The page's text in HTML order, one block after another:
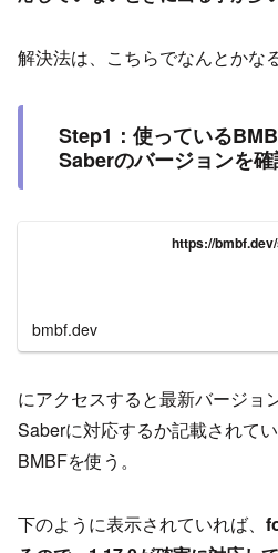
解決法は、こちらでなんとかなる
Step1：使っている
Saberのバージョンを
https://
bmbf.dev
にアクセスすると最新バージョ
Saberに対応するか記載されて
BMBFを使う。
下のように表示されていれば、